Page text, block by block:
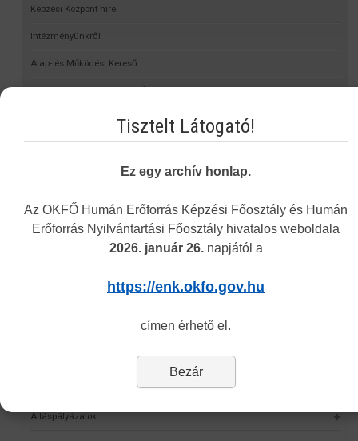
Képzési Központ hírei
Intézményünkről
Alap- és Működési Kereső
Elektronikus nyilvántartási formanyomtatvány
Hagyományos kínai gyógyászati engedély nyilvántartása
Önvalidálás
Nyilvántartási és Továbbképzési Főosztály
Szakképzés Támogatási Főosztály
Elismerési és Monitoring Főosztály
Álláspályázatok
Tisztelt Látogató!
Ez egy archív honlap.
Az OKFŐ Humán Erőforrás Képzési Főosztály és Humán
Erőforrás Nyilvántartási Főosztály hivatalos weboldala
2026. január 26.napjától a
https://enk.okfo.gov.hu
címen érhető el.
Bezár